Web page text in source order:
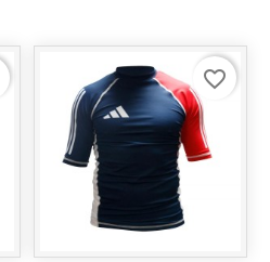
favorite_border